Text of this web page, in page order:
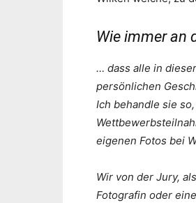
Wie immer an
… dass alle in
persönlichen
Ich behandle sie
eigenen Fotos bei
Wir von der Jury,
Fotografin oder